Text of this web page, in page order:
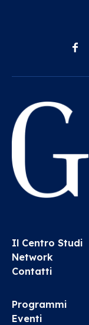
Il Centro Studi
Network
Contatti
Programmi
Eventi